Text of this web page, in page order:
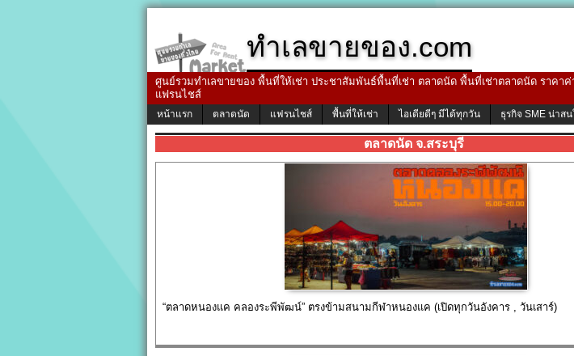
ทำเลขายของ.com
ศูนย์รวมทำเลขายของ พื้นที่ให้เช่า ประชาสัมพันธ์พื้นที่เช่า ตลาดนัด พื้นที่เช่าตลาดนัด ราคา
แฟรนไชส์
หน้าแรก ตลาดนัด แฟรนไชส์ พื้นที่ให้เช่า ไอเดียดีๆ มีได้ทุกวัน ธุรกิจ SME น่าสน
ตลาดนัด จ.สระบุรี
“ตลาดหนองแค คลองระพีพัฒน์” ตรงข้ามสนามกีฬาหนองแค (เปิดทุกวันอังคาร , วันเสาร์)